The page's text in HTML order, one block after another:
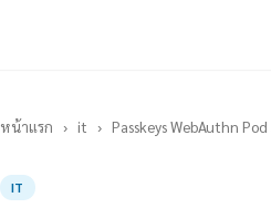
หน้าแรก › it › Passkeys WebAuthn
IT